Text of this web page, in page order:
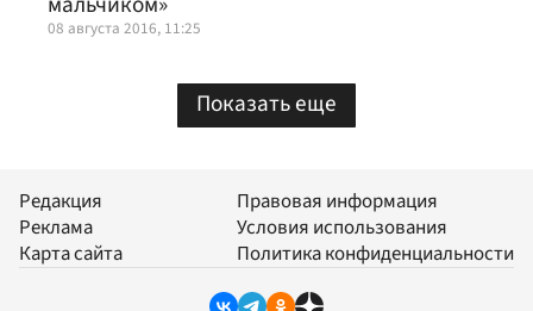
08 августа 2016, 11:25
Показать еще
Редакция
Реклама
Карта сайта
Правовая информация
Условия использования
Политика конфиденциальности